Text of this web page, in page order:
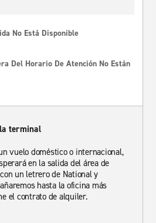
No Está Disponible
Del Horario De Atención No Están
terminal
vuelo doméstico o internacional,
en la salida del área de
un letrero de National y
hasta la oficina más
el contrato de alquiler.